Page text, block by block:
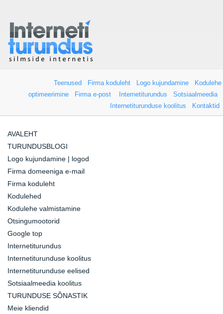
Teenused Firma koduleht Logo kujundamine
Kodulehe
optimeerimine
Firma e-post Internetiturundus
Sotsiaalmeedia
Internetiturunduse koolitus
Kontaktid
AVALEHT
TURUNDUSBLOGI
Logo kujundamine | logod
Firma domeeniga e-mail
Firma koduleht
Kodulehed
Kodulehe valmistamine
Otsingumootorid
Google top
Internetiturundus
Internetiturunduse koolitus
Internetiturunduse eelised
Sotsiaalmeedia koolitus
TURUNDUSE SÕNASTIK
Meie kliendid